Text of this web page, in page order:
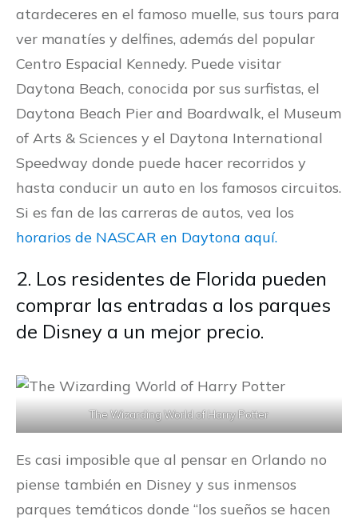
atardeceres en el famoso muelle, sus tours para
ver manatíes y delfines, además del popular
Centro Espacial Kennedy. Puede visitar
Daytona Beach, conocida por sus surfistas, el
Daytona Beach Pier and Boardwalk, el Museum
of Arts & Sciences y el Daytona International
Speedway donde puede hacer recorridos y
hasta conducir un auto en los famosos circuitos.
Si es fan de las carreras de autos, vea los
horarios de NASCAR en Daytona aquí.
2. Los residentes de Florida pueden
comprar las entradas a los parques
de Disney a un mejor precio.
The Wizarding World of Harry Potter
Es casi imposible que al pensar en Orlando no
piense también en Disney y sus inmensos
parques temáticos donde “los sueños se hacen